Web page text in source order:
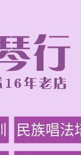
民族唱法